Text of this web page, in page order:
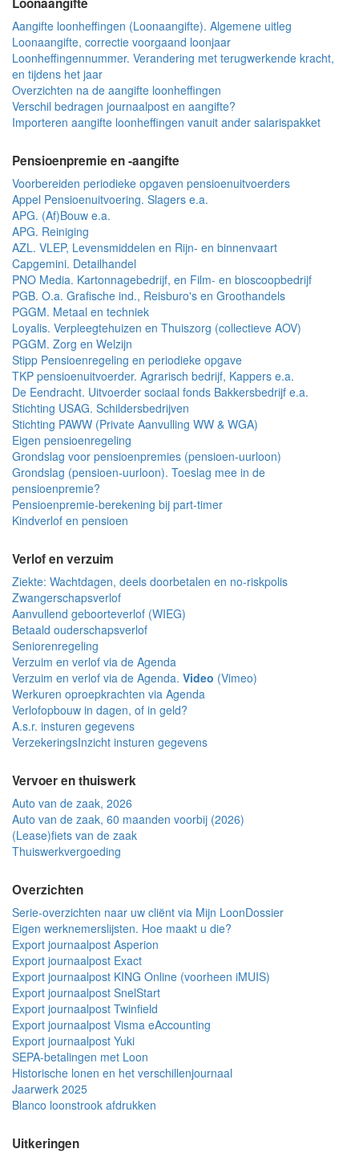
Aangifte loonheffingen (Loonaangifte). Algemene uitleg
Loonaangifte, correctie voorgaand loonjaar
Loonheffingennummer. Verandering met terugwerkende kracht,
en tijdens het jaar
Overzichten na de aangifte loonheffingen
Verschil bedragen journaalpost en aangifte?
Importeren aangifte loonheffingen vanuit ander salarispakket
Pensioenpremie en -aangifte
Voorbereiden periodieke opgaven pensioenuitvoerders
Appel Pensioenuitvoering. Slagers e.a.
APG. (Af)Bouw e.a.
APG. Reiniging
AZL. VLEP, Levensmiddelen en Rijn- en binnenvaart
Capgemini. Detailhandel
PNO Media. Kartonnagebedrijf, en Film- en bioscoopbedrijf
PGB. O.a. Grafische ind., Reisburo's en Groothandels
PGGM. Metaal en techniek
Loyalis. Verpleegtehuizen en Thuiszorg (collectieve AOV)
PGGM. Zorg en Welzijn
Stipp Pensioenregeling en periodieke opgave
TKP pensioenuitvoerder. Agrarisch bedrijf, Kappers e.a.
De Eendracht. Uitvoerder sociaal fonds Bakkersbedrijf e.a.
Stichting USAG. Schildersbedrijven
Stichting PAWW (Private Aanvulling WW & WGA)
Eigen pensioenregeling
Grondslag voor pensioenpremies (pensioen-uurloon)
Grondslag (pensioen-uurloon). Toeslag mee in de
pensioenpremie?
Pensioenpremie-berekening bij part-timer
Kindverlof en pensioen
Verlof en verzuim
Ziekte: Wachtdagen, deels doorbetalen en no-riskpolis
Zwangerschapsverlof
Aanvullend geboorteverlof (WIEG)
Betaald ouderschapsverlof
Seniorenregeling
Verzuim en verlof via de Agenda
Verzuim en verlof via de Agenda. Video (Vimeo)
Werkuren oproepkrachten via Agenda
Verlofopbouw in dagen, of in geld?
A.s.r. insturen gegevens
VerzekeringsInzicht insturen gegevens
Vervoer en thuiswerk
Auto van de zaak, 2026
Auto van de zaak, 60 maanden voorbij (2026)
(Lease)fiets van de zaak
Thuiswerkvergoeding
Overzichten
Serie-overzichten naar uw cliënt via Mijn LoonDossier
Eigen werknemerslijsten. Hoe maakt u die?
Export journaalpost Asperion
Export journaalpost Exact
Export journaalpost KING Online (voorheen iMUIS)
Export journaalpost SnelStart
Export journaalpost Twinfield
Export journaalpost Visma eAccounting
Export journaalpost Yuki
SEPA-betalingen met Loon
Historische lonen en het verschillenjournaal
Jaarwerk 2025
Blanco loonstrook afdrukken
Uitkeringen